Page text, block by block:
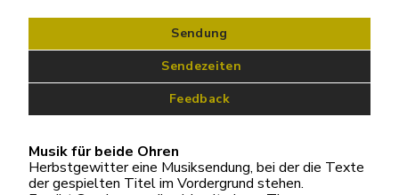
Sendung
Sendezeiten
Feedback
Musik für beide Ohren
Herbstgewitter eine Musiksendung, bei der die Texte
der gespielten Titel im Vordergrund stehen.